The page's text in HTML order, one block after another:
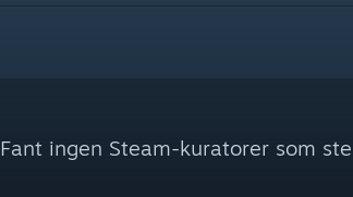
Fant ingen Steam-kuratorer som